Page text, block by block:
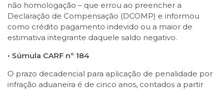
não homologação – que errou ao preencher a
Declaração de Compensação (DCOMP) e informou
como crédito pagamento indevido ou a maior de
estimativa integrante daquele saldo negativo.
• Súmula CARF nº 184
O prazo decadencial para aplicação de penalidade por
infração aduaneira é de cinco anos, contados a partir